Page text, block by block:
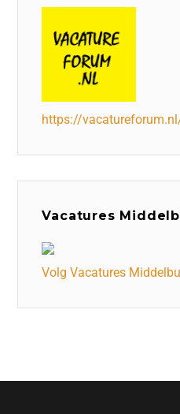
https://
Vacatures
Volg Vacatures